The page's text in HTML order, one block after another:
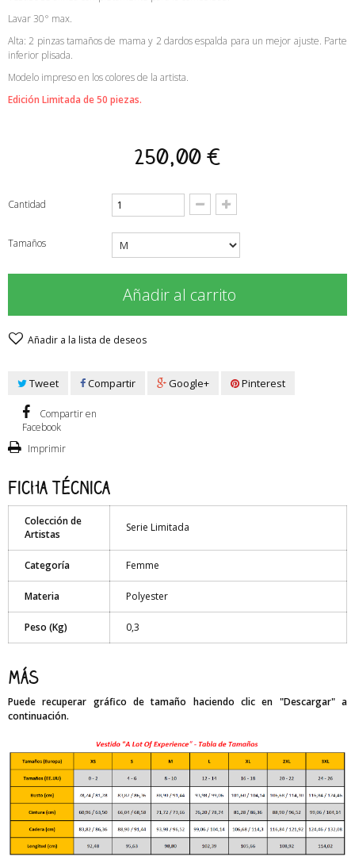
Lavar 30° max.
Alta: 2 pinzas tamaños de mama y 2 dardos espalda para un mejor ajuste. Parte
inferior plisada.
Modelo impreso en los colores de la artista.
Edición Limitada de 50 piezas.
250,00 €
Cantidad
Tamaños
Añadir al carrito
Añadir a la lista de deseos
Tweet Compartir Google+ Pinterest
Compartir en
Facebook
Imprimir
Ficha técnica
Colección de
Artistas
Serie Limitada
Categoría Femme
Materia Polyester
Peso (Kg) 0,3
Más
Puede recuperar gráfico de tamaño haciendo clic en "Descargar" a
continuación.